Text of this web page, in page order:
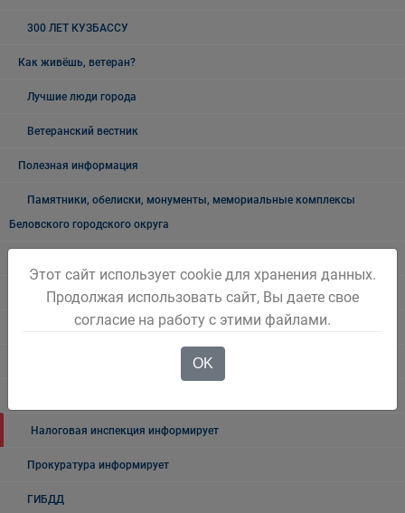
300 ЛЕТ КУЗБАССУ
Как живёшь, ветеран?
Лучшие люди города
Ветеранский вестник
Полезная информация
Памятники, обелиски, монументы, мемориальные комплексы
Беловского городского округа
Безопасность на воде
Осторожно мошенники!
Государственные органы и службы информируют
Налоговая инспекция информирует
Прокуратура информирует
ГИБДД
Этот сайт использует cookie для хранения данных.
Продолжая использовать сайт, Вы даете свое
согласие на работу с этими файлами.
OK